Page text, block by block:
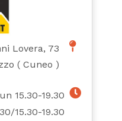
Lovera, 73
(Cuneo )
15.30-19.30
15.30-19.30